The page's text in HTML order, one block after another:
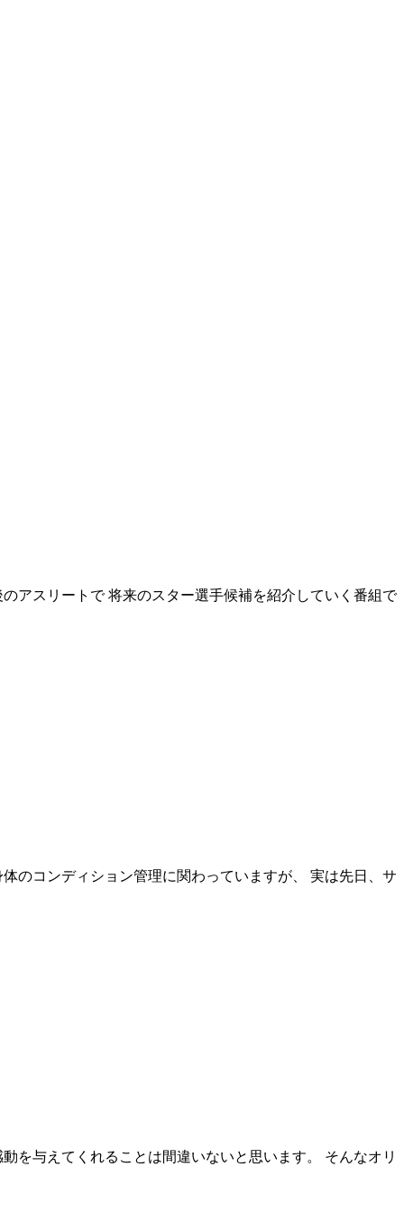
アスリートで 将来のスター選手候補を紹介していく番組で
のコンディション管理に関わっていますが、 実は先日、サ
を与えてくれることは間違いないと思います。 そんなオリ